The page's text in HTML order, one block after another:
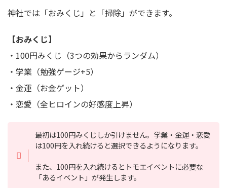
神社では「おみくじ」と「掃除」ができます。
【おみくじ】
・100円みくじ（3つの効果からランダム）
・学業（勉強ゲージ+5）
・金運（お金ゲット）
・恋愛（全ヒロインの好感度上昇）
最初は100円みくじしか引けません。学業・金運・恋愛
は100円を入れ続けると選択できるようになります。
また、100円を入れ続けるとトモエイベントに必要な
「あるイベント」が発生します。